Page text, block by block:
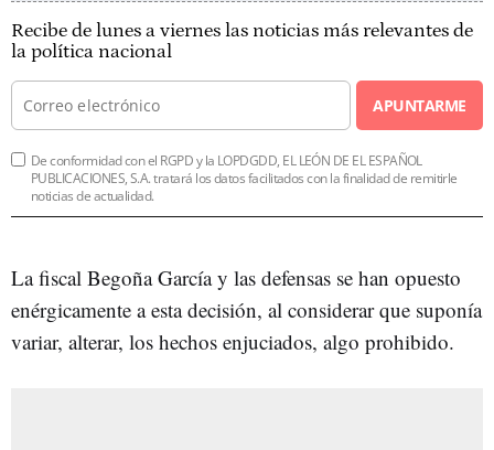
Recibe de lunes a viernes las noticias más relevantes de
la política nacional
APUNTARME
De conformidad con el RGPD y la LOPDGDD, EL LEÓN DE EL ESPAÑOL
PUBLICACIONES, S.A. tratará los datos facilitados con la finalidad de remitirle
noticias de actualidad.
La fiscal Begoña García y las defensas se han opuesto
enérgicamente a esta decisión, al considerar que suponía
variar, alterar, los hechos enjuciados, algo prohibido.